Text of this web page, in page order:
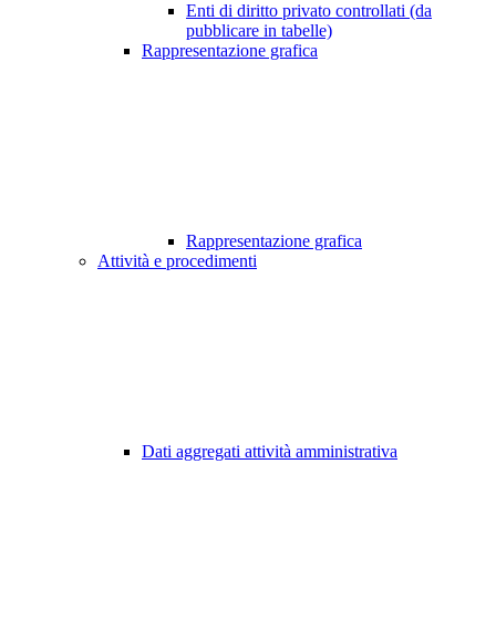
Enti di diritto privato controllati (da
pubblicare in tabelle)
Rappresentazione grafica
Rappresentazione grafica
Attività e procedimenti
Dati aggregati attività amministrativa